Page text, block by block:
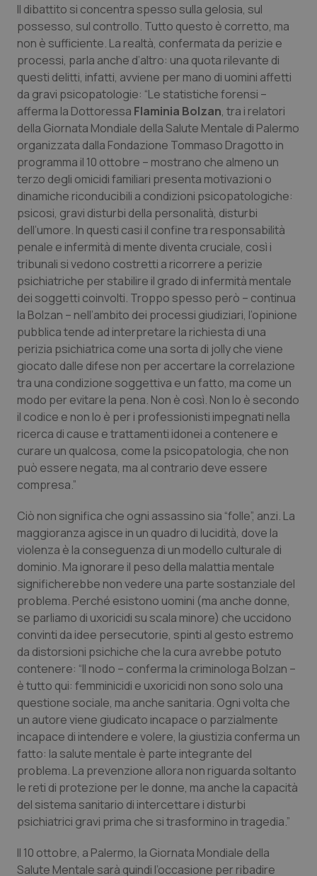
Emilia-Romagna
Friuli Venezia Giulia
Lazio
Liguria
Lombardia
Marche
Molise
Piemonte
Provincia Autonoma di Bolzano
Provincia Autonoma di Trento
Puglia
Sardegna
Sicilia
Toscana
Umbria
Valle D’Aosta
Veneto
Colesterolo & coronaropatie
Dermatite Atopica
Diabete & glucometri
Disturbi dell’umore
Dolore
Donna & Salute
Epatiti
HIV
Infezioni & Febbre
Ipertensione & Scompenso
Malattie rare
Malattia di Crohn & Rettocolite Ulcerosa
Neuroscienze & patologie neurodegenerative
Obesità
Oftalmologia
Oncodermatologia
Oncoematologia
Oncologia & Nutrizione
Psoriasi & pelle
Quotidiano Cardiologia
Quotidiano Chirurgia
Quotidiano Oncologia
Quotidiano Pediatria
Rene & patologie urogenitali
Il dibattito si concentra spesso sulla gelosia, sul
possesso, sul controllo. Tutto questo è corretto, ma
non è sufficiente. La realtà, confermata da perizie e
processi, parla anche d’altro: una quota rilevante di
questi delitti, infatti, avviene per mano di uomini affetti
da gravi psicopatologie: “Le statistiche forensi –
afferma la Dottoressa Flaminia Bolzan, tra i relatori
della Giornata Mondiale della Salute Mentale di Palermo
organizzata dalla Fondazione Tommaso Dragotto in
programma il 10 ottobre – mostrano che almeno un
terzo degli omicidi familiari presenta motivazioni o
dinamiche riconducibili a condizioni psicopatologiche:
psicosi, gravi disturbi della personalità, disturbi
dell’umore. In questi casi il confine tra responsabilità
penale e infermità di mente diventa cruciale, così i
tribunali si vedono costretti a ricorrere a perizie
psichiatriche per stabilire il grado di infermità mentale
dei soggetti coinvolti. Troppo spesso però – continua
la Bolzan – nell’ambito dei processi giudiziari, l’opinione
pubblica tende ad interpretare la richiesta di una
perizia psichiatrica come una sorta di jolly che viene
giocato dalle difese non per accertare la correlazione
tra una condizione soggettiva e un fatto, ma come un
modo per evitare la pena. Non è così. Non lo è secondo
il codice e non lo è per i professionisti impegnati nella
ricerca di cause e trattamenti idonei a contenere e
curare un qualcosa, come la psicopatologia, che non
può essere negata, ma al contrario deve essere
compresa.”
Ciò non significa che ogni assassino sia “folle”, anzi. La
maggioranza agisce in un quadro di lucidità, dove la
violenza è la conseguenza di un modello culturale di
dominio. Ma ignorare il peso della malattia mentale
significherebbe non vedere una parte sostanziale del
problema. Perché esistono uomini (ma anche donne,
se parliamo di uxoricidi su scala minore) che uccidono
convinti da idee persecutorie, spinti al gesto estremo
da distorsioni psichiche che la cura avrebbe potuto
contenere: “Il nodo – conferma la criminologa Bolzan –
è tutto qui: femminicidi e uxoricidi non sono solo una
questione sociale, ma anche sanitaria. Ogni volta che
un autore viene giudicato incapace o parzialmente
incapace di intendere e volere, la giustizia conferma un
fatto: la salute mentale è parte integrante del
problema. La prevenzione allora non riguarda soltanto
le reti di protezione per le donne, ma anche la capacità
del sistema sanitario di intercettare i disturbi
psichiatrici gravi prima che si trasformino in tragedia.”
Il 10 ottobre, a Palermo, la Giornata Mondiale della
Salute Mentale sarà quindi l’occasione per ribadire